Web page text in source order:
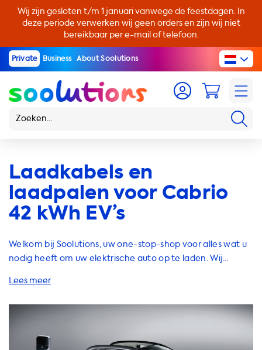
Wij zijn gesloten t/m 1 januari vanwege de feestdagen. In
deze periode verwerken wij geen orders en zijn wij niet
bereikbaar per e-mail of telefoon.
Private Business About Soolutions
Laadkabels en
laadpalen voor Cabrio
42 kWh EV’s
Welkom bij Soolutions, uw one-stop-shop voor alles wat u
nodig heeft om uw elektrische auto op te laden. Wij
laadervaring zo soepel en efficiënt mogelijk te maken.
mensen die hun elektrische auto thuis willen opladen. Met
maximale snelheid die mogelijk is op AC-laadstations. Het